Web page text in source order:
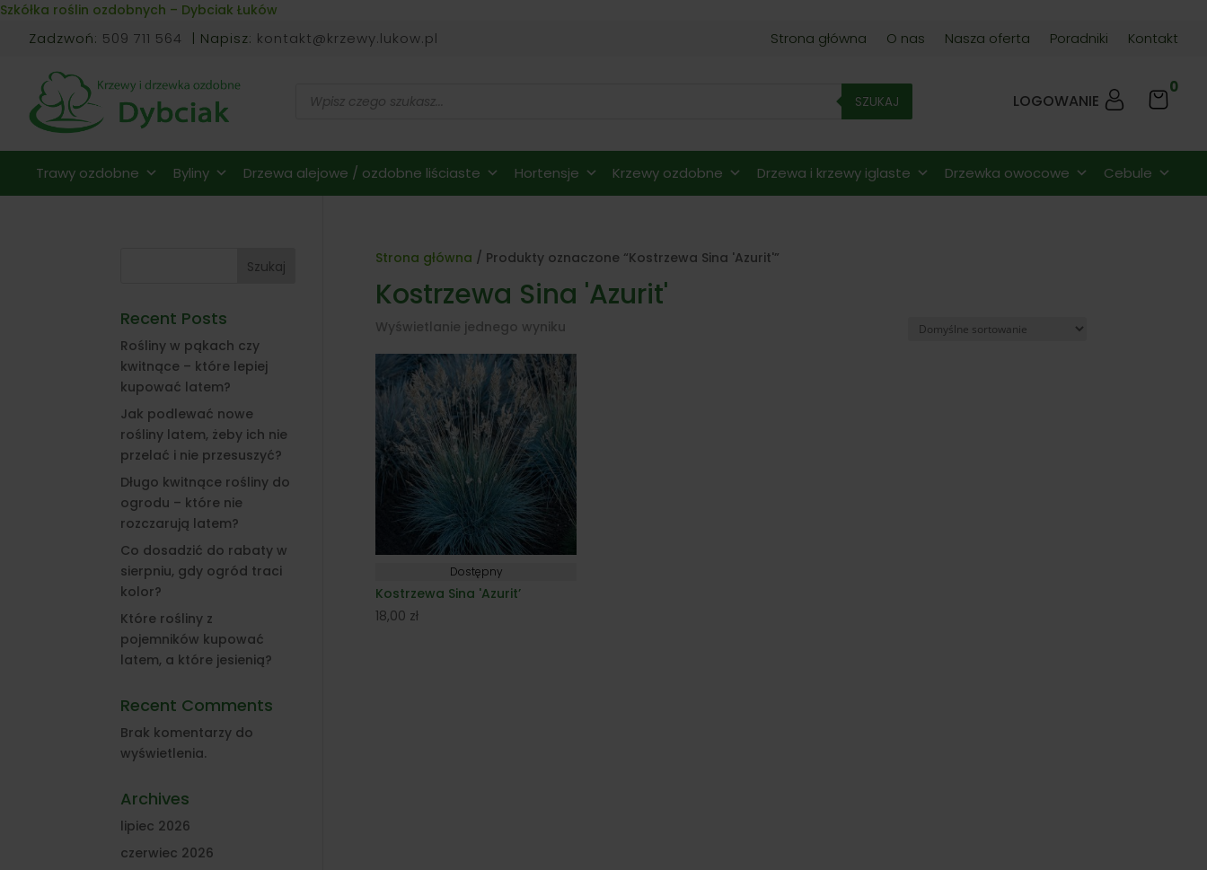
Skip to content
Szkółka roślin ozdobnych – Dybciak Łuków
Zadzwoń: 509 711 564 | Napisz: kontakt@krzewy.lukow.pl Strona główna O nas Nasza oferta Poradniki Kontakt
produktów SZUKAJ LOGOWANIE
0
Trawy ozdobne Byliny Drzewa alejowe / ozdobne liściaste Hortensje Krzewy ozdobne Drzewa i krzewy iglaste Drzewka owocowe Cebule
Strona główna / Produkty oznaczone “Kostrzewa Sina 'Azurit'”
Kostrzewa Sina 'Azurit'
Wyświetlanie jednego wyniku
Dostępny
Kostrzewa Sina 'Azurit’
18,00 zł
Szukaj
Recent Posts
Rośliny w pąkach czy
kwitnące – które lepiej
kupować latem?
Jak podlewać nowe
rośliny latem, żeby ich nie
przelać i nie przesuszyć?
Długo kwitnące rośliny do
ogrodu – które nie
rozczarują latem?
Co dosadzić do rabaty w
sierpniu, gdy ogród traci
kolor?
Które rośliny z
pojemników kupować
latem, a które jesienią?
Recent Comments
Brak komentarzy do
wyświetlenia.
Archives
lipiec 2026
czerwiec 2026